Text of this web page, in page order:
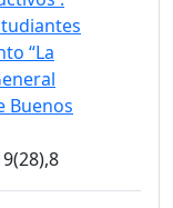
“La
Buenos